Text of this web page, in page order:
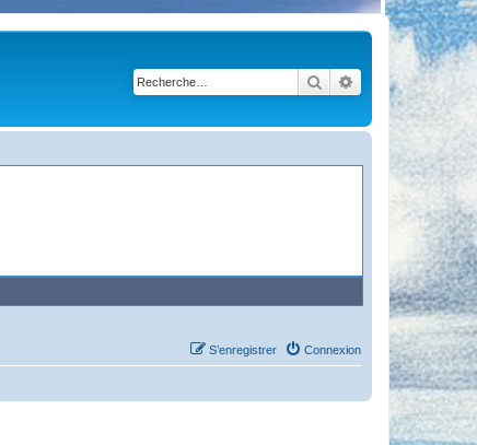
RechercherRecherche
Connexion
S’enregistrer